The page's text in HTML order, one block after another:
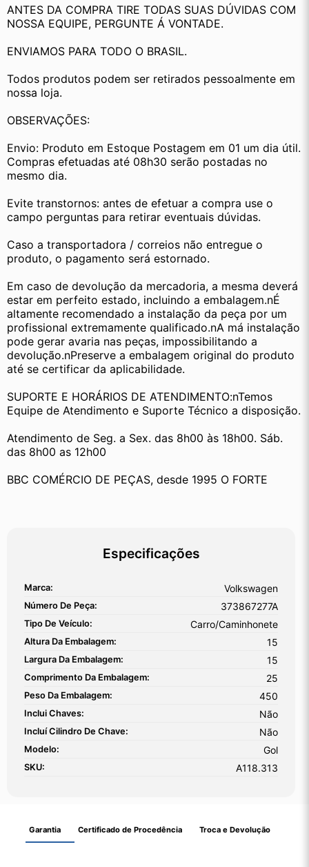
ANTES DA COMPRA TIRE TODAS SUAS DÚVIDAS COM
NOSSA EQUIPE, PERGUNTE Á VONTADE.
ENVIAMOS PARA TODO O BRASIL.
Todos produtos podem ser retirados pessoalmente em
nossa loja.
OBSERVAÇÕES:
Envio: Produto em Estoque Postagem em 01 um dia útil.
Compras efetuadas até 08h30 serão postadas no
mesmo dia.
Evite transtornos: antes de efetuar a compra use o
campo perguntas para retirar eventuais dúvidas.
Caso a transportadora / correios não entregue o
produto, o pagamento será estornado.
Em caso de devolução da mercadoria, a mesma deverá
estar em perfeito estado, incluindo a embalagem.nÉ
altamente recomendado a instalação da peça por um
profissional extremamente qualificado.nA má instalação
pode gerar avaria nas peças, impossibilitando a
devolução.nPreserve a embalagem original do produto
até se certificar da aplicabilidade.
SUPORTE E HORÁRIOS DE ATENDIMENTO:nTemos
Equipe de Atendimento e Suporte Técnico a disposição.
Atendimento de Seg. a Sex. das 8h00 às 18h00. Sáb.
das 8h00 as 12h00
BBC COMÉRCIO DE PEÇAS, desde 1995 O FORTE
Especificações
Marca: Volkswagen
Número De Peça: 373867277A
Tipo De Veículo: Carro/Caminhonete
Altura Da Embalagem: 15
Largura Da Embalagem: 15
Comprimento Da Embalagem: 25
Peso Da Embalagem: 450
Inclui Chaves: Não
Incluí Cilindro De Chave: Não
Modelo: Gol
SKU: A118.313
Garantia Certificado de Procedência Troca e Devolução